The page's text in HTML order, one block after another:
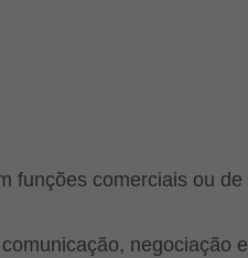
funções comerciais ou de
negociação e